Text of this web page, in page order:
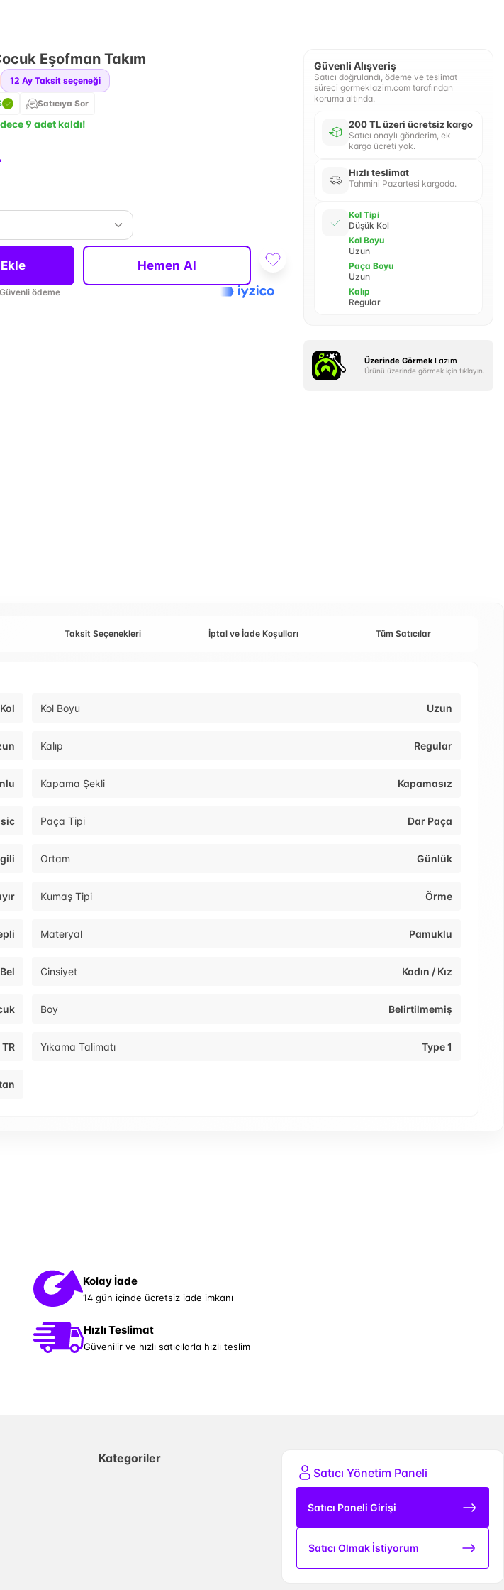
Eşofman Takım
12 Ay Taksit seçeneği
Satıcıya Sor
9 adet kaldı!
Hemen Al
Güvenli ödeme
Güvenli Alışveriş
Satıcı doğrulandı, ödeme ve teslimat
süreci gormeklazim.com tarafından
koruma altında.
200 TL üzeri ücretsiz kargo
Satıcı onaylı gönderim, ek
kargo ücreti yok.
Hızlı teslimat
Tahmini Pazartesi kargoda.
Kol Tipi
Düşük Kol
Kol Boyu
Uzun
Paça Boyu
Uzun
Kalıp
Regular
Üzerinde Görmek Lazım
Ürünü üzerinde görmek için tıklayın.
Taksit Seçenekleri İptal ve İade Koşulları Tüm Satıcılar
Kol Boyu Uzun
Kalıp Regular
Kapama Şekli Kapamasız
Paça Tipi Dar Paça
Ortam Günlük
Kumaş Tipi Örme
Materyal Pamuklu
Cinsiyet Kadın / Kız
Boy Belirtilmemiş
TR Yıkama Talimatı Type 1
Kolay İade
14 gün içinde ücretsiz iade imkanı
Hızlı Teslimat
Güvenilir ve hızlı satıcılarla hızlı teslim
Kategoriler
Satıcı Yönetim Paneli
Satıcı Paneli Girişi
Satıcı Olmak İstiyorum